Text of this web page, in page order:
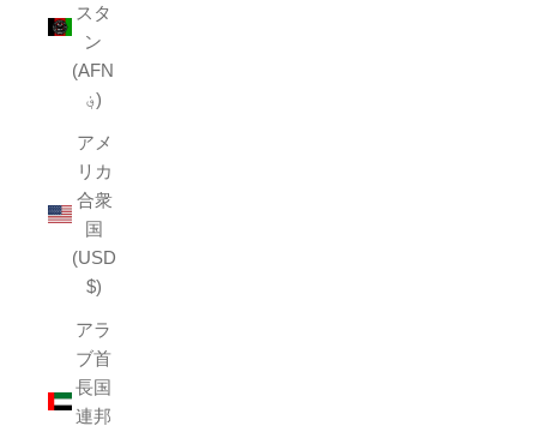
スタ
ン
(AFN
؋)
アメ
リカ
合衆
国
(USD
$)
アラ
ブ首
長国
連邦